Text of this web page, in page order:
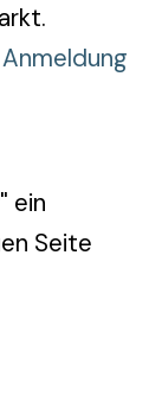
ein
Seite